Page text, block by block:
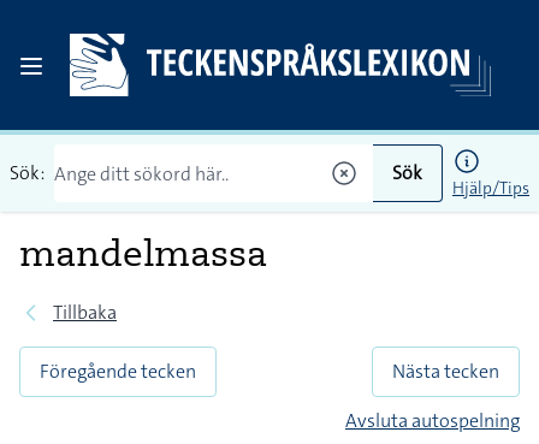
Sök: Sök
Hjälp/Tips
mandelmassa
Tillbaka
Föregående tecken
Nästa tecken
Avsluta autospelning